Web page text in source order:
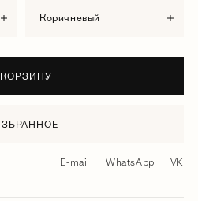
коричневый
КОРЗИНУ
E-mail WhatsApp VK